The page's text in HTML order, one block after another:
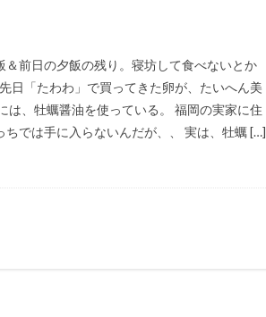
前日の夕飯の残り。寝坊して食べないとか
日「たわわ」で買ってきた卵が、たいへん美
、牡蠣醤油を使っている。 福岡の実家に住
では手に入らないんだが、、 実は、牡蠣 […]